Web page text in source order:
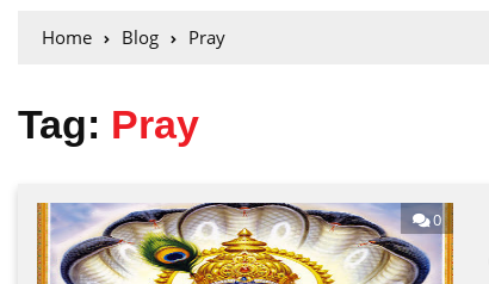
Home Blog Pray
Tag: Pray
0